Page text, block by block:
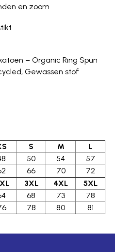
en zoom
– Organic Ring Spun
Gewassen stof
S M
L
50 54
57
66 70
72
3XL 4XL
5XL
68 73
78
78 80 81